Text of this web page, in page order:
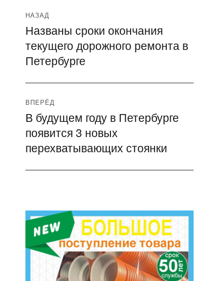
Навигация
по
записям
НАЗАД
Предыдущая
запись:
Названы сроки окончания
текущего дорожного ремонта в
Петербурге
ВПЕРЁД
Следующая
запись:
В будущем году в Петербурге
появится 3 новых
перехватывающих стоянки